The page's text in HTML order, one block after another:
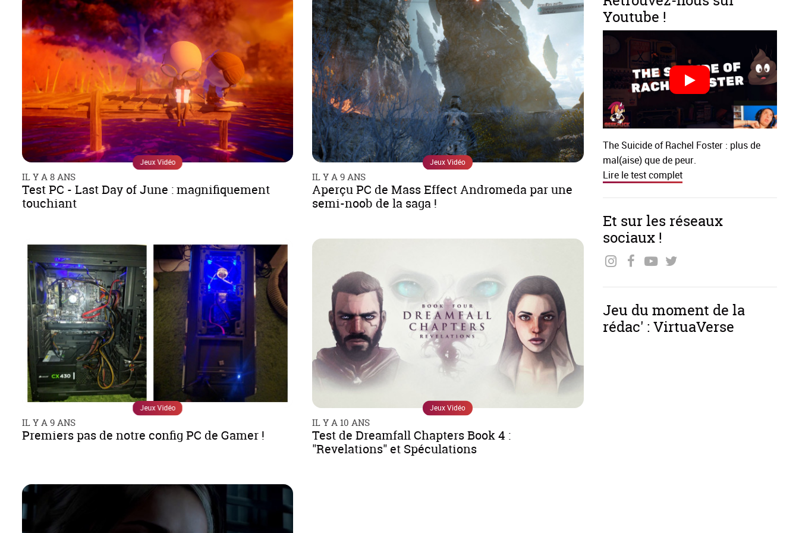
Jeux Vidéo
IL Y A 8 ANS
Test PC - Last Day of June : magnifiquement
touchiant
Jeux Vidéo
IL Y A 9 ANS
Aperçu PC de Mass Effect Andromeda par une
semi-noob de la saga !
Jeux Vidéo
IL Y A 9 ANS
Premiers pas de notre config PC de Gamer !
Jeux Vidéo
IL Y A 10 ANS
Test de Dreamfall Chapters Book 4 :
"Revelations" et Spéculations
Youtube !
The Suicide of Rachel Foster : plus de
mal(aise) que de peur.
Lire le test complet
Et sur les réseaux
sociaux !
Jeu du moment de la
rédac' : VirtuaVerse